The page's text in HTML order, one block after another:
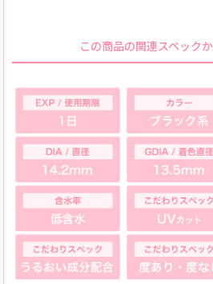
この商品の関連スペック